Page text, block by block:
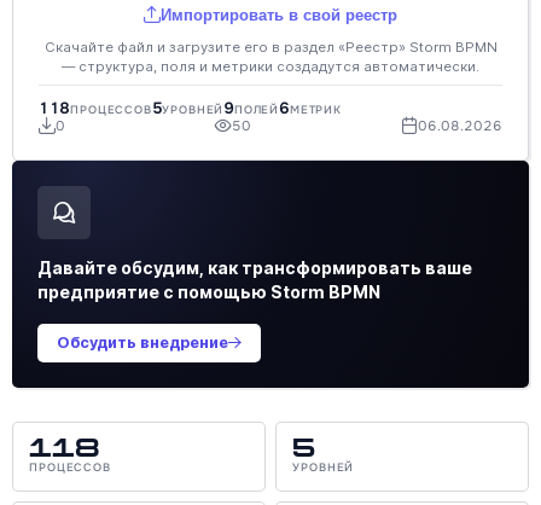
118
ПРОЦЕССОВ
5
УРОВНЕЙ
Импортировать в свой реестр
Скачайте файл и загрузите его в раздел «Реестр» Storm BPMN
— структура, поля и метрики создадутся автоматически.
118ПРОЦЕССОВ5УРОВНЕЙ 9ПОЛЕЙ6МЕТРИК
0 50 06.08.2026
Давайте обсудим, как трансформировать ваше
предприятие с помощью Storm BPMN
Обсудить внедрение